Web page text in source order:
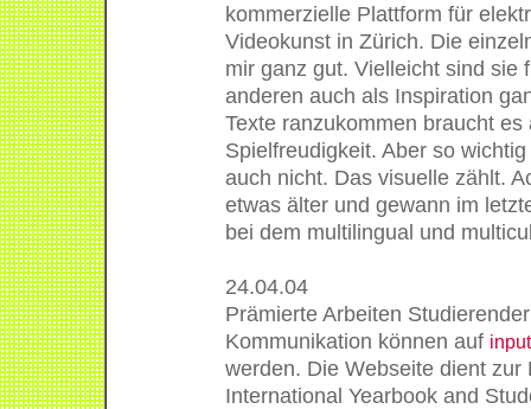
kommerzielle Plattform für
Videokunst in Zürich. Die
mir ganz gut. Vielleicht sind sie
anderen auch als Inspiration
Texte ranzukommen braucht es
Spielfreudigkeit. Aber so
auch nicht. Das visuelle zählt.
etwas älter und gewann im
bei dem multilingual und
24.04.04
Prämierte Arbeiten
Kommunikation können auf
werden. Die Webseite dient zur
International Yearbook and